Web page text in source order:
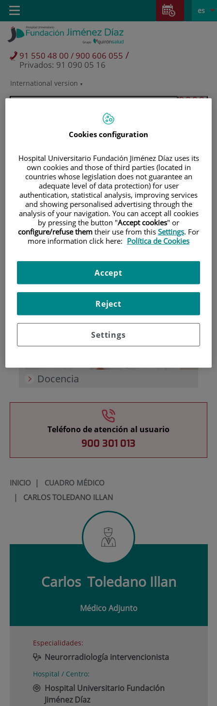
Saltar al contenido
Saltar
contenido
Selector
activo
es
International version
91 550 48 00 / 900 606 055 /
Privados: 91 090 05 16
Toggle
navigation
Pacientes y visitantes
Investigación
Docencia
Teléfono de atención al usuario
900 301 013
INICIO| CUADRO MÉDICO
| CARLOS TOLEDANO ILLAN
Carlos Toledano Illan
Médico Adjunto
Especialidades:
Neurorradiología intervencionista
Hospital / Centro:
Hospital Universitario Fundación
Jiménez Díaz
Cookies configuration
Hospital Universitario Fundación Jiménez Díaz uses its
own cookies and those of third parties (located in
countries whose legislation does not guarantee an
adequate level of data protection) for user
authentication, statistical analysis, improving services
and showing personalised advertising through the
analysis of your navigation. You can accept all cookies
by pressing the button "Accept cookies" or
configure/refuse them their use from this Settings. For
more information click here: Política de Cookies
Settings
Reject
Accept